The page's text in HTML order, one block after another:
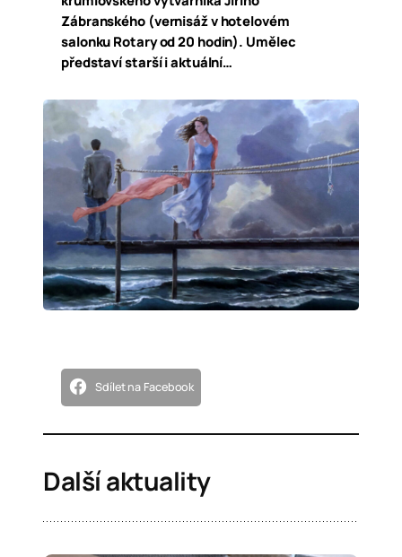
Zábranského (vernisáž v hotelovém
salonku Rotary od 20 hodin). Umělec
představí starší i aktuální…
Sdílet na Facebook
Další aktuality